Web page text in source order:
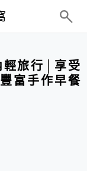
輕旅行│享受
富手作早餐